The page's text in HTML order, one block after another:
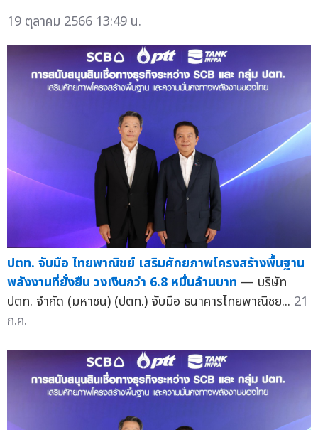
19 ตุลาคม 2566 13:49 น.
ปตท. จับมือ ไทยพาณิชย์ เสริมศักยภาพโครงสร้างพื้นฐาน
พลังงานที่ยั่งยืน วงเงินกว่า 6.8 หมื่นล้านบาท — บริษัท
ปตท. จำกัด (มหาชน) (ปตท.) จับมือ ธนาคารไทยพาณิชย... 21
ก.ค.